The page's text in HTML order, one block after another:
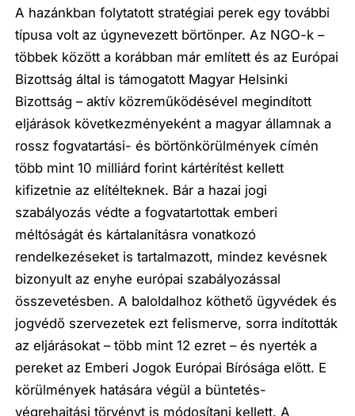
A hazánkban folytatott stratégiai perek egy további
típusa volt az úgynevezett börtönper. Az NGO-k –
többek között a korábban már említett és az Európai
Bizottság által is támogatott Magyar Helsinki
Bizottság – aktív közreműködésével megindított
eljárások következményeként a magyar államnak a
rossz fogvatartási- és börtönkörülmények címén
több mint 10 milliárd forint kártérítést kellett
kifizetnie az elítélteknek. Bár a hazai jogi
szabályozás védte a fogvatartottak emberi
méltóságát és kártalanításra vonatkozó
rendelkezéseket is tartalmazott, mindez kevésnek
bizonyult az enyhe európai szabályozással
összevetésben. A baloldalhoz köthető ügyvédek és
jogvédő szervezetek ezt felismerve, sorra indították
az eljárásokat – több mint 12 ezret – és nyerték a
pereket az Emberi Jogok Európai Bírósága előtt. E
körülmények hatására végül a büntetés-
végrehajtási törvényt is módosítani kellett. A